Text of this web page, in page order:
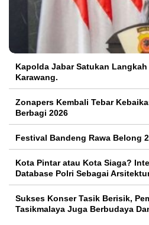
Kapolda Jabar Satukan
Karawang.
Zonapers Kembali Tebar
Berbagi 2026
Festival Bandeng Rawa Belong
Kota Pintar atau Kota Siaga?
Database Polri Sebagai
Sukses Konser Tasik Berisik,
Tasikmalaya Juga Berbudaya